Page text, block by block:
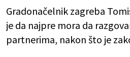
Gradonačelnik zagreba
je da najpre mora da
partnerima, nakon što je